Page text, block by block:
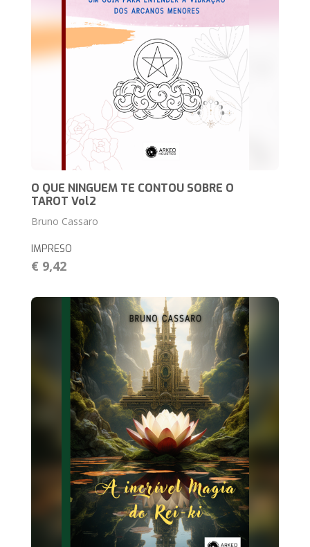
O QUE NINGUEM TE CONTOU SOBRE O
TAROT Vol2
Bruno Cassaro
IMPRESO
€ 9,42